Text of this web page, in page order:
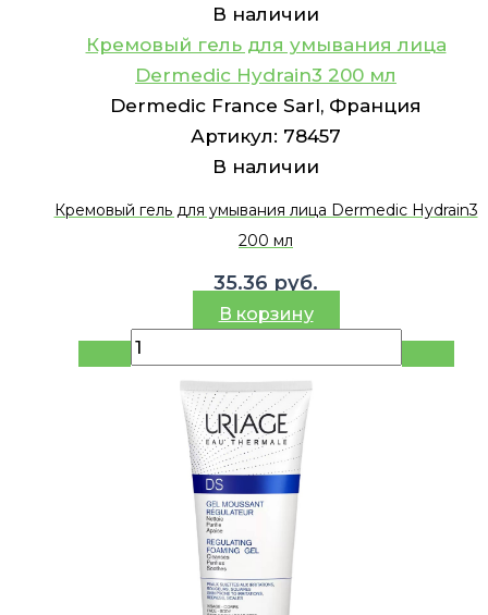
В наличии
Кремовый гель для умывания лица
Dermedic Hydrain3 200 мл
Dermedic France Sarl, Франция
Артикул: 78457
В наличии
Кремовый гель для умывания лица Dermedic Hydrain3
200 мл
35.36 руб.
В корзину